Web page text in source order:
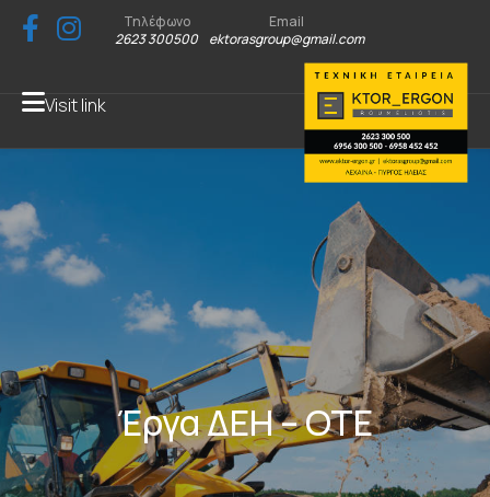
Visit link
Τηλέφωνο
2623 300500
Email
ektorasgroup@gmail.com
Έργα ΔΕΗ – ΟΤΕ